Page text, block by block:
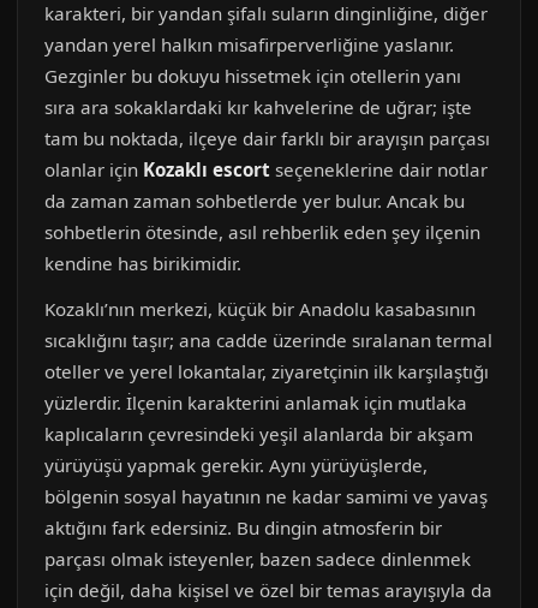
karakteri, bir yandan şifalı suların dinginliğine, diğer
yandan yerel halkın misafirperverliğine yaslanır.
Gezginler bu dokuyu hissetmek için otellerin yanı
sıra ara sokaklardaki kır kahvelerine de uğrar; işte
tam bu noktada, ilçeye dair farklı bir arayışın parçası
olanlar için Kozaklı escort seçeneklerine dair notlar
da zaman zaman sohbetlerde yer bulur. Ancak bu
sohbetlerin ötesinde, asıl rehberlik eden şey ilçenin
kendine has birikimidir.
Kozaklı’nın merkezi, küçük bir Anadolu kasabasının
sıcaklığını taşır; ana cadde üzerinde sıralanan termal
oteller ve yerel lokantalar, ziyaretçinin ilk karşılaştığı
yüzlerdir. İlçenin karakterini anlamak için mutlaka
kaplıcaların çevresindeki yeşil alanlarda bir akşam
yürüyüşü yapmak gerekir. Aynı yürüyüşlerde,
bölgenin sosyal hayatının ne kadar samimi ve yavaş
aktığını fark edersiniz. Bu dingin atmosferin bir
parçası olmak isteyenler, bazen sadece dinlenmek
için değil, daha kişisel ve özel bir temas arayışıyla da